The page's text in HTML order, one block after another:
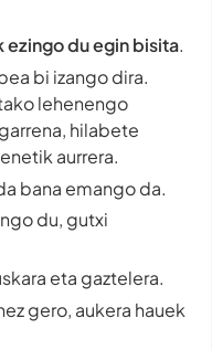
ezingo du egin bisita.
bi izango dira.
lehenengo
hilabete
aurrera.
bana emango da.
du, gutxi
eta gaztelera.
gero, aukera hauek